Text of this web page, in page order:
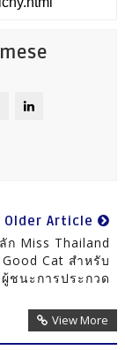
Older Article
ก Miss Thailand
Cat สำหรับ
ชนะการประกวด
View More